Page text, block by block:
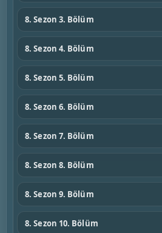
8. Sezon 3. Bölüm
8. Sezon 4. Bölüm
8. Sezon 5. Bölüm
8. Sezon 6. Bölüm
8. Sezon 7. Bölüm
8. Sezon 8. Bölüm
8. Sezon 9. Bölüm
8. Sezon 10. Bölüm